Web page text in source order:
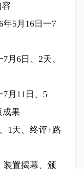
5月16日一7
月6日、2天、
月11日、5
成果
1天、终评+路
置揭幕、颁